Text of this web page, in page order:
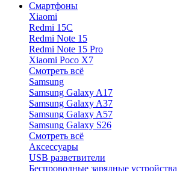
Смартфоны
Xiaomi
Redmi 15C
Redmi Note 15
Redmi Note 15 Pro
Xiaomi Poco X7
Смотреть всё
Samsung
Samsung Galaxy A17
Samsung Galaxy A37
Samsung Galaxy A57
Samsung Galaxy S26
Смотреть всё
Аксессуары
USB разветвители
Беспроводные зарядные устройства